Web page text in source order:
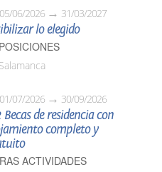
05/06/2026 31/03/2027
lo elegido
Salamanca
01/07/2026 30/09/2026
Becas de residencia con
completo y
ACTIVIDADES